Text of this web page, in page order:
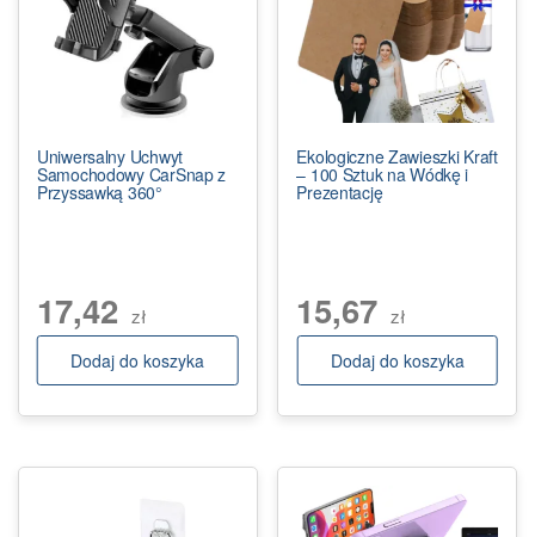
Uniwersalny Uchwyt
Samochodowy CarSnap z
Przyssawką 360°
17,42 zł
Dodaj do koszyka
Ekologiczne Zawieszki Kraft
– 100 Sztuk na Wódkę i
Prezentację
15,67 zł
Dodaj do koszyka